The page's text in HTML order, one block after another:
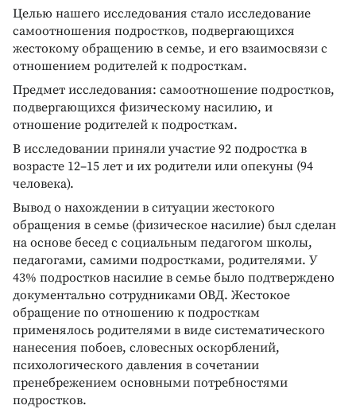
Целью нашего исследования стало исследование
самоотношения подростков, подвергающихся
жестокому обращению в семье, и его взаимосвязи с
отношением родителей к подросткам.
Предмет исследования: самоотношение подростков,
подвергающихся физическому насилию, и
отношение родителей к подросткам.
В исследовании приняли участие 92 подростка в
возрасте 12–15 лет и их родители или опекуны (94
человека).
Вывод о нахождении в ситуации жестокого
обращения в семье (физическое насилие) был сделан
на основе бесед с социальным педагогом школы,
педагогами, самими подростками, родителями. У
43% подростков насилие в семье было подтверждено
документально сотрудниками ОВД. Жестокое
обращение по отношению к подросткам
применялось родителями в виде систематического
нанесения побоев, словесных оскорблений,
психологического давления в сочетании
пренебрежением основными потребностями
подростков.